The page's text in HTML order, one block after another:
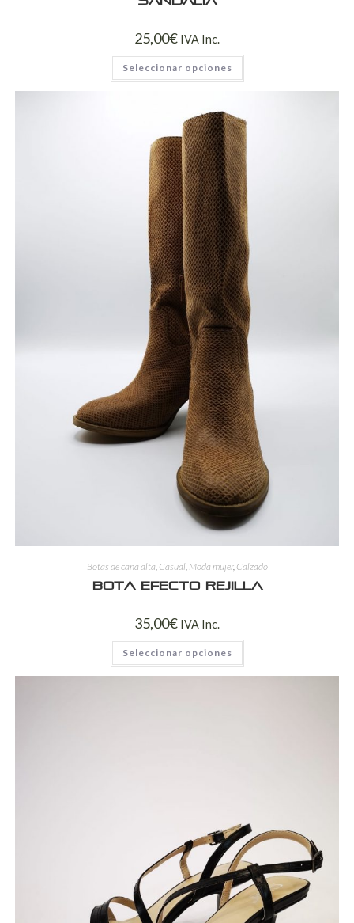
25,00€ IVA Inc.
Seleccionar opciones
Botas de caña alta Casual, Moda mujer, Calzado
Bota efecto rejilla
35,00€ IVA Inc.
Seleccionar opciones